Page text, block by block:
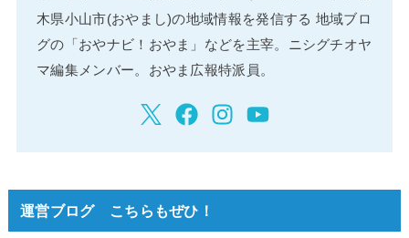
木県小山市(おやまし)の地域情報を発信する 地域ブロ
グの「おやナビ！おやま」などを主宰。ニシグチオヤ
マ編集メンバー。おやま広報特派員。
運営ブログ こちらもぜひ！